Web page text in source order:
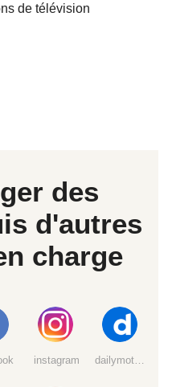
de télévision
des
d'autres
charge
instagram